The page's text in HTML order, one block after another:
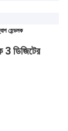
হেন্ডলক
3 ডিজিটের